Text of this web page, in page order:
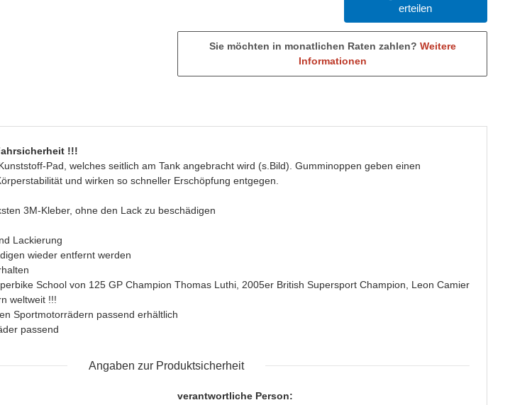
erteilen
Sie möchten in monatlichen Raten zahlen? Weitere
Informationen
!!!
Pad, welches seitlich am Tank angebracht wird (s.Bild). Gumminoppen geben einen
und wirken so schneller Erschöpfung entgegen.
3M-Kleber, ohne den Lack zu beschädigen
Lackierung
wieder entfernt werden
School von 125 GP Champion Thomas Luthi, 2005er British Supersport Champion, Leon Camier
weltweit !!!
Sportmotorrädern passend erhältlich
passend
Angaben zur Produktsicherheit
verantwortliche Person: